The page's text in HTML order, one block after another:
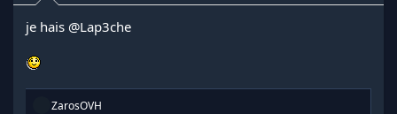
je hais @Lap3che
R
ZarosOVH